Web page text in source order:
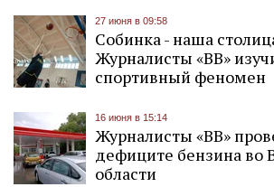
27 июня в 09:58
Собинка - наша
Журналисты «ВВ»
спортивный феномен
16 июня в 15:14
Журналисты «ВВ»
дефиците бензина во
области